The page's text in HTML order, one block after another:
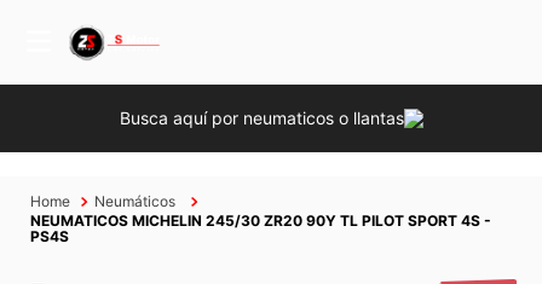
Busca aquí por neumaticos o llantas
Neumáticos
NEUMATICOS MICHELIN 245/30 ZR20 90Y TL PILOT SPORT 4S -
PS4S